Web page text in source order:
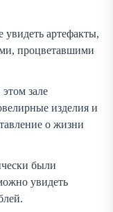
увидеть артефакты,
процветавшими
зале
изделия и
о жизни
были
увидеть